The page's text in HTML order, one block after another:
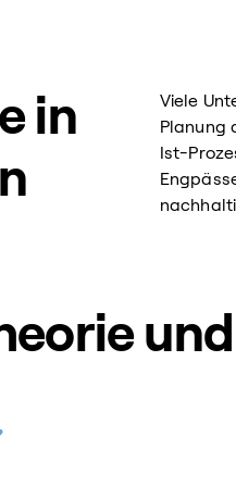
in
Viele
Planung
Ist-